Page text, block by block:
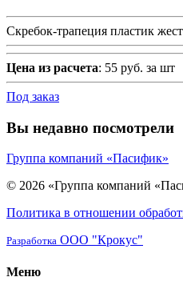
Скребок-трапеция пластик
Цена из расчета: 55 руб. за шт
Под заказ
Вы недавно посмотрели
Группа компаний «Пасифик»
© 2026 «Группа компаний
Политика в отношении
Разработка ООО "Крокус"
Меню